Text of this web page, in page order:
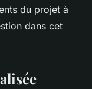
du projet à
dans cet